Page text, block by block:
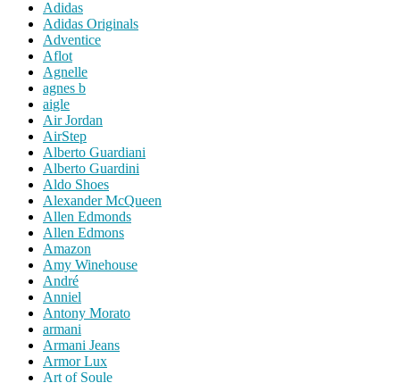
Adidas
Adidas Originals
Adventice
Aflot
Agnelle
agnes b
aigle
Air Jordan
AirStep
Alberto Guardiani
Alberto Guardini
Aldo Shoes
Alexander McQueen
Allen Edmonds
Allen Edmons
Amazon
Amy Winehouse
André
Anniel
Antony Morato
armani
Armani Jeans
Armor Lux
Art of Soule